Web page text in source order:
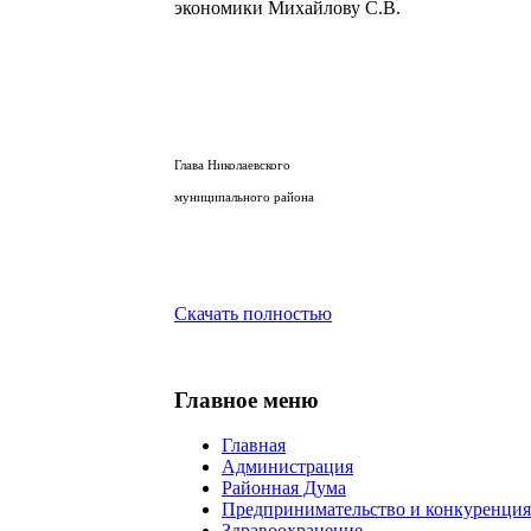
экономики Михайлову С.В.
Глава Николаевского
муниципального района
Скачать полностью
Главное меню
Главная
Администрация
Районная Дума
Предпринимательство и конкуренция